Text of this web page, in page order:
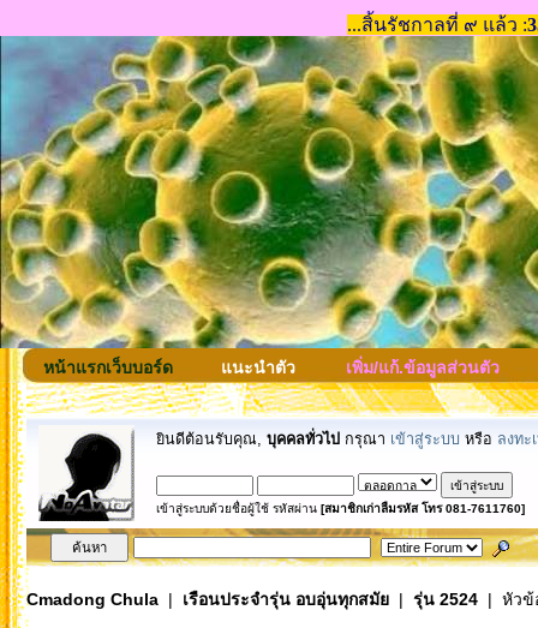
หน้าแรกเว็บบอร์ด แนะนำตัว เพิ่ม/แก้.ข้อมูลส่วนตัว
ยินดีต้อนรับคุณ, บุคคลทั่วไป กรุณา เข้าสู่ระบบ หรือ ลงทะ
เข้าสู่ระบบด้วยชื่อผู้ใช้ รหัสผ่าน [สมาชิกเก่าลืมรหัส โทร 081-7611760]
Cmadong Chula| เรือนประจำรุ่น อบอุ่นทุกสมัย| รุ่น 2524| หัวข้